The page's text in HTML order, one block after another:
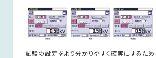
試験の設定をより分かりやすく確実にするた